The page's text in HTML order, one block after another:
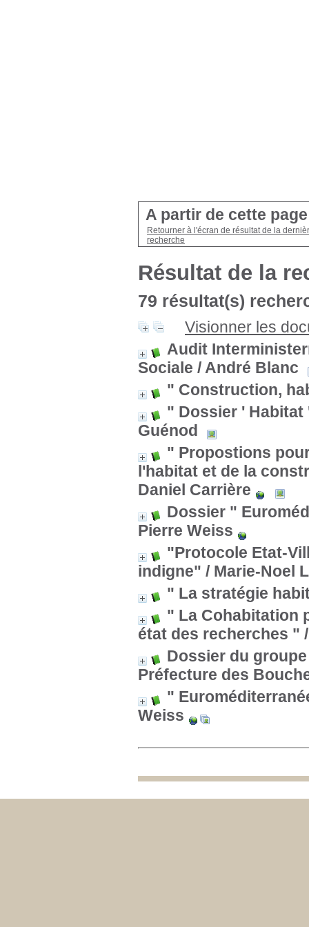
A partir de cette
Retourner à l'écran de résultat de la
recherche
Résultat de la
79 résultat(s)
Visionner les
Audit
Sociale / André Blanc
" Construction,
" Dossier ' Habitat
Guénod
" Propostions
l'habitat et de la
Daniel Carrière
Dossier "
Pierre Weiss
"Protocole Etat-
indigne" / Marie-Noel
" La stratégie
" La Cohabitation
état des recherches "
Dossier du
Préfecture des
"
Weiss